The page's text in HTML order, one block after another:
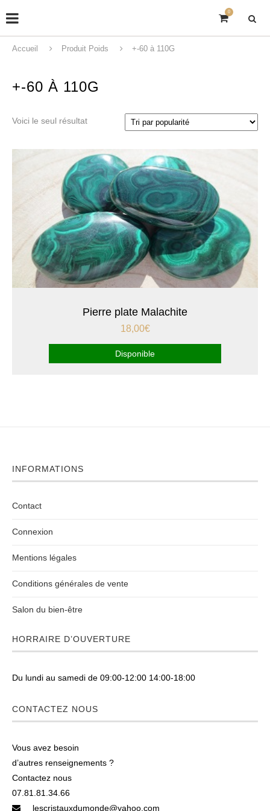
0
Accueil Produit Poids +-60 à 110G
+-60 À 110G
Voici le seul résultat
Pierre plate Malachite
18,00€
Disponible
INFORMATIONS
Contact
Connexion
Mentions légales
Conditions générales de vente
Salon du bien-être
HORRAIRE D’OUVERTURE
Du lundi au samedi de 09:00-12:00 14:00-18:00
CONTACTEZ NOUS
Vous avez besoin
d’autres renseignements ?
Contactez nous
07.81.81.34.66
lescristauxdumonde@yahoo.com